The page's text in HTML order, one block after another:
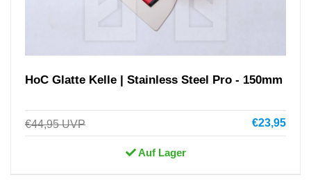
HoC Glatte Kelle | Stainless Steel Pro - 150mm
€44,95UVP €23,95
Auf Lager